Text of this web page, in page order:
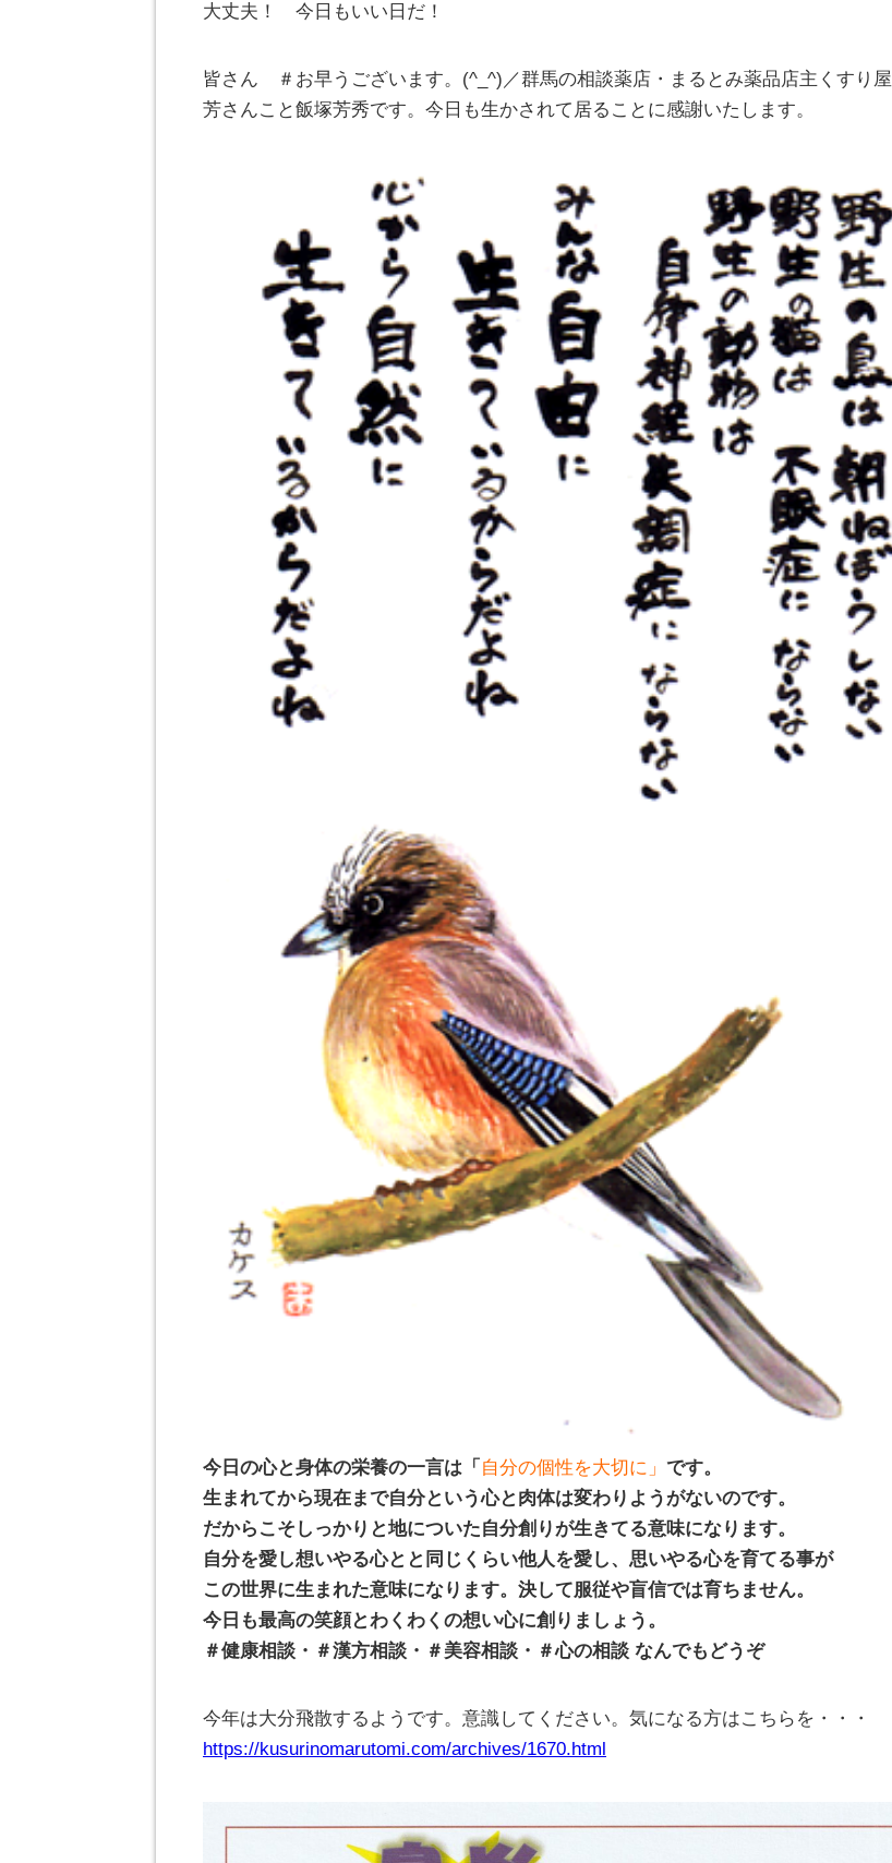
大丈夫！ 今日もいい日だ！
皆さん ＃お早うございます。(^_^)／群馬の相談薬店・まるとみ薬品店主くすり屋
芳さんこと飯塚芳秀です。今日も生かされて居ることに感謝いたします。
今日の心と身体の栄養の一言は「 自分の個性を大切に」 です。
生まれてから現在まで自分という心と肉体は変わりようがないのです。
だからこそしっかりと地についた自分創りが生きてる意味になります。
自分を愛し想いやる心とと同じくらい他人を愛し、思いやる心を育てる事が
この世界に生まれた意味になります。決して服従や盲信では育ちません。
今日も最高の笑顔とわくわくの想い心に創りましょう。
＃健康相談・＃漢方相談・＃美容相談・＃心の相談 なんでもどうぞ
今年は大分飛散するようです。意識してください。気になる方はこちらを・・・
https://kusurinomarutomi.com/archives/1670.html